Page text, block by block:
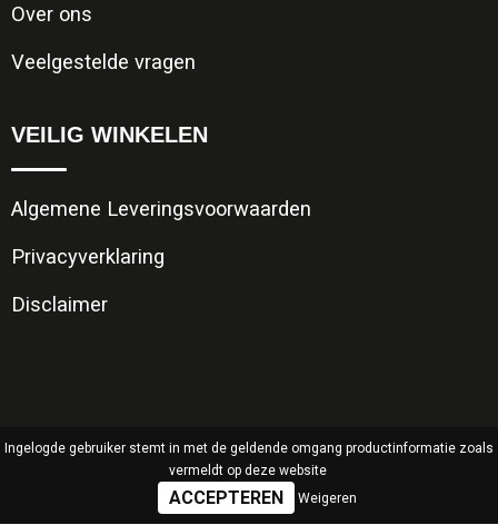
Over ons
Veelgestelde vragen
VEILIG WINKELEN
Algemene Leveringsvoorwaarden
Privacyverklaring
Disclaimer
Ingelogde gebruiker stemt in met de geldende omgang productinformatie zoals
vermeldt op deze website
Weigeren